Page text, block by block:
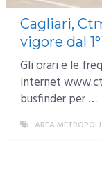
Cagliari,
vigore dal
Gli orari e le
internet
busfinder per …
AREA